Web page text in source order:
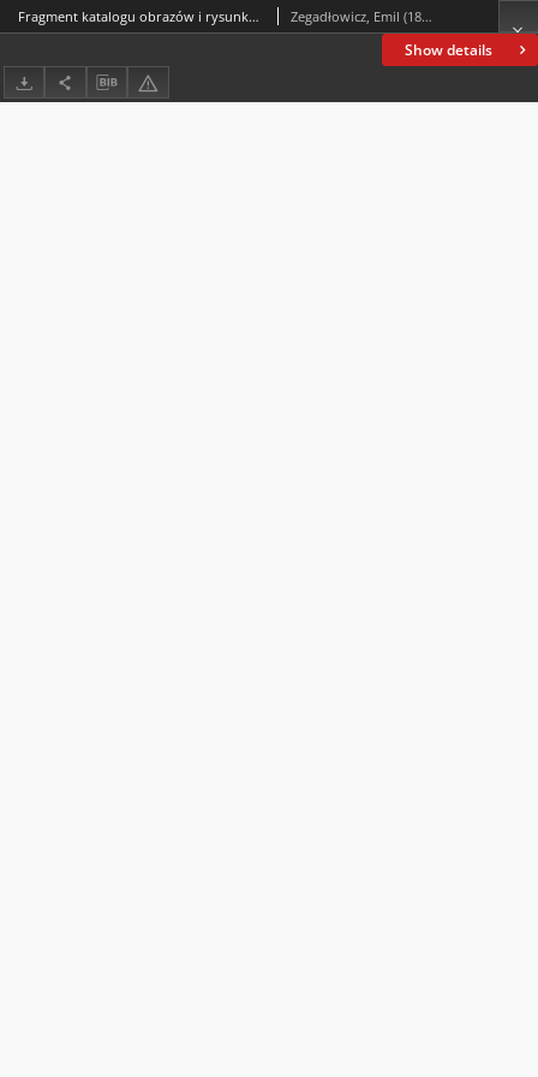
Show details
Fragment katalogu obrazów i rysunków Ludwika Misky’ego Zegadłowicz, Emil (1888-1941)